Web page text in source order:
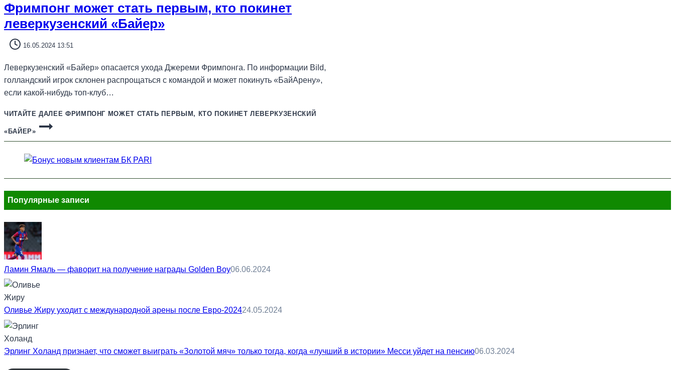
Фримпонг может стать первым, кто покинет
леверкузенский «Байер»
16.05.2024 13:51
Леверкузенский «Байер» опасается ухода Джереми Фримпонга. По информации Bild,
голландский игрок склонен распрощаться с командой и может покинуть «БайАрену»,
если какой-нибудь топ-клуб…
ЧИТАЙТЕ ДАЛЕЕ ФРИМПОНГ МОЖЕТ СТАТЬ ПЕРВЫМ, КТО ПОКИНЕТ ЛЕВЕРКУЗЕНСКИЙ
«БАЙЕР»
Популярные записи
Ламин Ямаль — фаворит на получение награды Golden Boy06.06.2024
Оливье Жиру уходит с международной арены после Евро-202424.05.2024
Эрлинг Холанд признает, что сможет выиграть «Золотой мяч» только тогда, когда «лучший в истории» Месси уйдет на пенсию06.03.2024